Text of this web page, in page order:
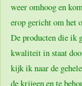
weer omhoog en
erop gericht om het
De producten die ik
kwaliteit in staat
kijk ik naar de
de krijgen en te